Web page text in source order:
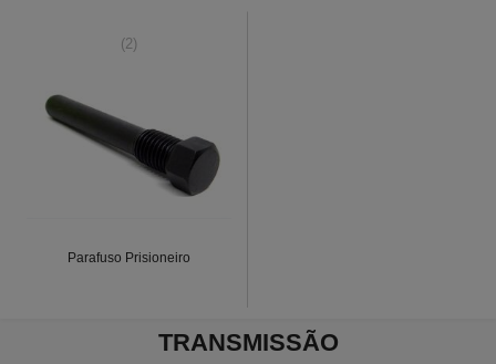
(2)
Parafuso Prisioneiro
TRANSMISSÃO